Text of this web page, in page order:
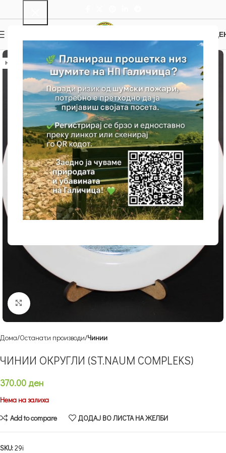
НЕМА ЗАЛИХА
Кликнете за зголемување
Дома Останати производи Чинии
ЧИНИИ ОКРУГЛИ (ST.NAUM COMPLEKS)
370.00ден
Нема на залиха
Add to compare
ДОДАЈ ВО ЛИСТА НА ЖЕЛБИ
SKU:29i